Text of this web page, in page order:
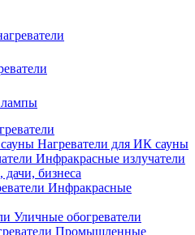
Нагреватели для ИК сауны
Инфракрасные излучатели
дачи, бизнеса
Инфракрасные
Уличные обогреватели
Промышленные